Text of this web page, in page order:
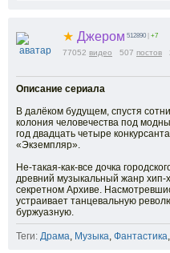
★ Джером 512890 +7
77052 видео 507 постов
Описание сериала
В далёком будущем, спустя
колония человечества под
год двадцать четыре
«Экземпляр».
Не-такая-как-все дочка
древний музыкальный жанр хип-
секретном Архиве.
устраивает танцевальную
буржуазную.
Теги: Драма, Музыка, Фантастика,